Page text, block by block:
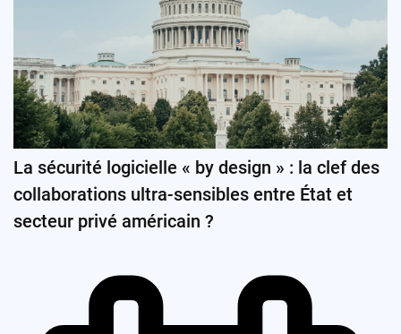
La sécurité logicielle « by design » : la clef des
collaborations ultra-sensibles entre État et
secteur privé américain ?